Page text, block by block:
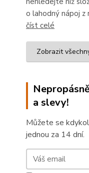
o lahodný nápoj z
číst celé
Zobrazit
a slevy!
Můžete se
jednou za 14 dní.